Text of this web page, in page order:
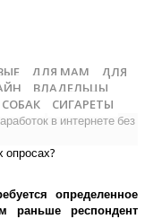
ДЛЯ МАМ
ДЛЯ
ВЛАДЕЛЬЦЫ
СИГАРЕТЫ
в интернете без
определенное
раньше респондент